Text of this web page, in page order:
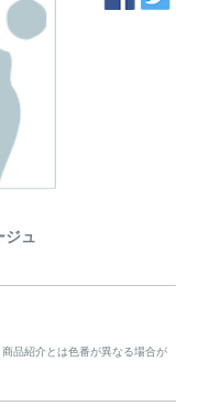
ジュ
品紹介とは色番が異なる場合が